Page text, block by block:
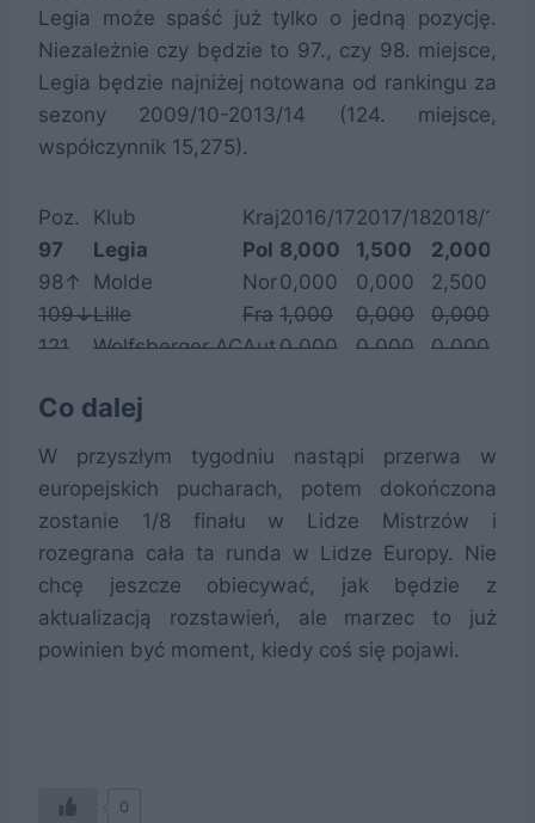
Legia może spaść już tylko o jedną pozycję.
Niezależnie czy będzie to 97., czy 98. miejsce,
Legia będzie najniżej notowana od rankingu za
sezony 2009/10-2013/14 (124. miejsce,
współczynnik 15,275).
Poz. Klub Kraj2016/172017/182018/19
97
Legia Pol 8,000 1,500 2,000
98↑
Molde Nor0,000 0,000 2,500
109↓Lille Fra 1,000 0,000 0,000
121
Wolfsberger ACAut0,000 0,000 0,000
Co dalej
W przyszłym tygodniu nastąpi przerwa w
europejskich pucharach, potem dokończona
zostanie 1/8 finału w Lidze Mistrzów i
rozegrana cała ta runda w Lidze Europy. Nie
chcę jeszcze obiecywać, jak będzie z
aktualizacją rozstawień, ale marzec to już
powinien być moment, kiedy coś się pojawi.
0